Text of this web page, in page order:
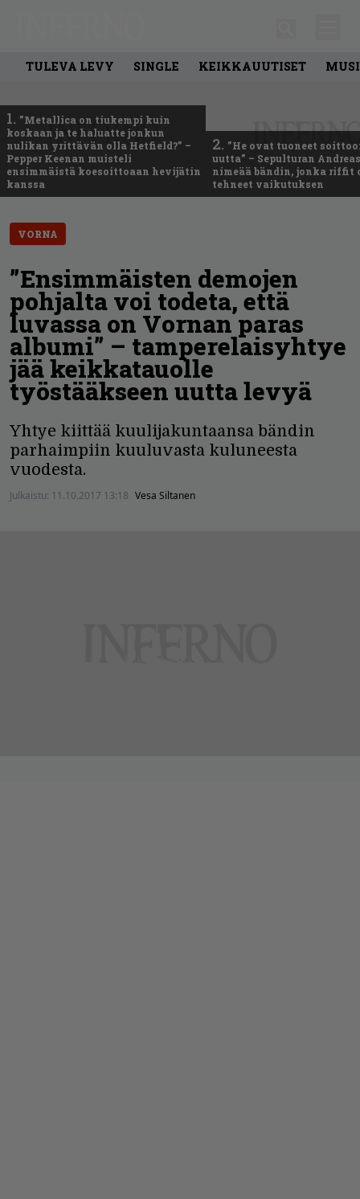
TULEVA LEVY SINGLE KEIKKAUUTISET
1. ”Metallica on tiukempi kuin
koskaan ja te haluatte jonkun
nulikan yrittävän olla Hetfield?” –
Pepper Keenan muisteli
ensimmäistä koesoittoaan hevijätin
kanssa
2. ”He ovat tuoneet
uutta” – Sepulturan
nimeää bändin, jonka riffit
tehneet vaikutuksen
VORNA
”Ensimmäisten demojen
pohjalta voi todeta, että
luvassa on Vornan paras
albumi” – tamperelaisyhtye
jää keikkatauolle
työstääkseen uutta levyä
Yhtye kiittää kuulijakuntaansa bändin
parhaimpiin kuuluvasta kuluneesta
vuodesta.
Julkaistu: 11.10.2017 13:18 Vesa Siltanen